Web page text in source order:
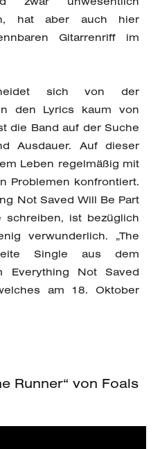
hat aber auch hier
Gitarrenriff im
sich von der
den Lyrics kaum von
die Band auf der Suche
Ausdauer. Auf dieser
Leben regelmäßig mit
Problemen konfrontiert.
Not Saved Will Be Part
schreiben, ist bezüglich
verwunderlich. „The
Single aus dem
Everything Not Saved
am 18. Oktober
Runner“ von Foals